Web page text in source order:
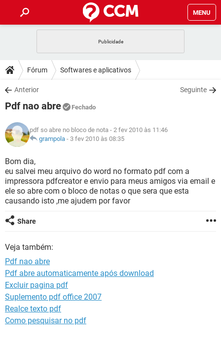
MENU
CELULAR FACEBOOK
OUTLOOK
INSTAGRAM
GUIA DE COMPRAS
DICAS
JOGOS WHATSAPP
INSTAGRAM GMAIL
GUIA DE COMPRAS
DOWNLOADS
JOGOS
CELULAR
OUTLOOK EXCEL
INSTAGRAM
GUIA DE COMPRAS
JOGOS WHATSAPP
CELULAR
OUTLOOK
INSTAGRAM GMAIL
GUIA DE COMPRAS
GLOSSÁRIO
JOGOS
CELULAR FACEBOOK
OUTLOOK EXCEL
GUIA DE COMPRAS
Fórum Softwares e aplicativos
Anterior Seguinte
Pdf nao abre Fechado
pdf so abre no bloco de nota - 2 fev 2010 às 11:46
grampola - 3 fev 2010 às 08:35
Bom dia,
eu salvei meu arquivo do word no formato pdf com a
impressora pdfcreator e envio para meus amigos via email e
ele so abre com o bloco de notas o que sera que esta
causando isto ,me ajudem por favor
Share
Veja também:
Pdf nao abre
Pdf abre automaticamente após download
Excluir pagina pdf
Suplemento pdf office 2007
Realce texto pdf
Como pesquisar no pdf